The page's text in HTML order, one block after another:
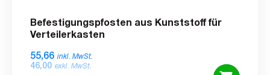
Befestigungspfosten aus Kunststoff für
Verteilerkasten
55,66 inkl. MwSt.
46,00 exkl. MwSt.